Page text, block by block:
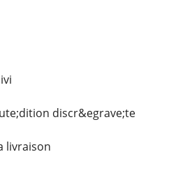
discr&egrave;te
livraison